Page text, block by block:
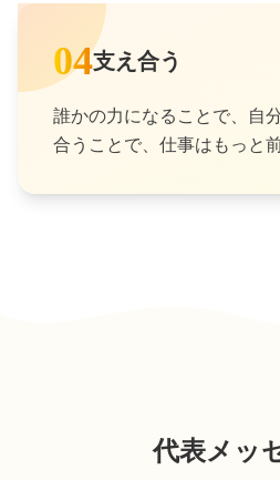
04支え合う
誰かの力になることで、自
合うことで、仕事はもっと
代表メッ